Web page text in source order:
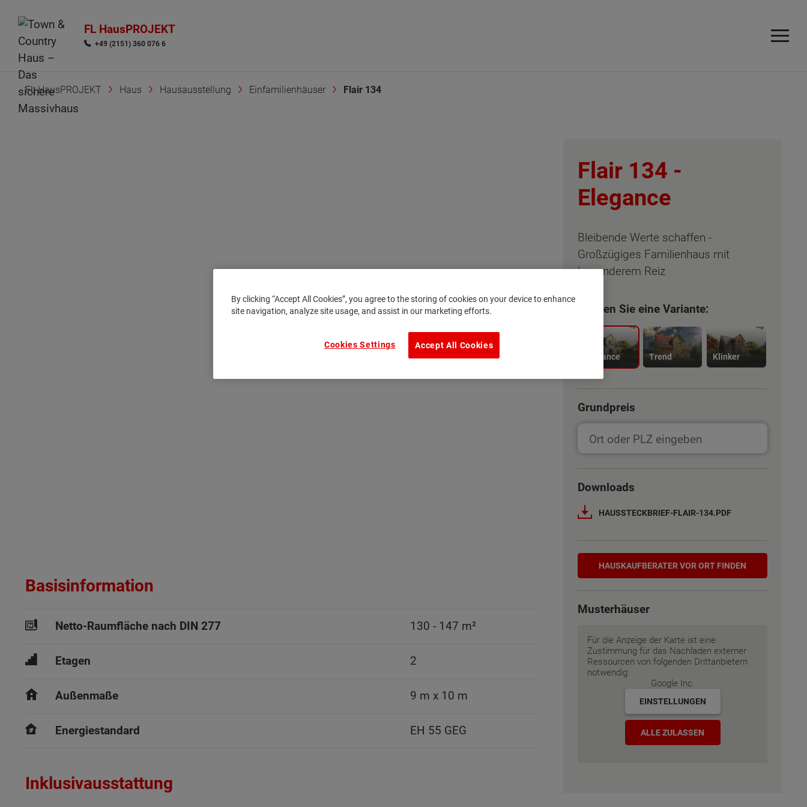
FL HausPROJEKT
+49 (2151) 360 076 6
FL HausPROJEKT Haus Hausausstellung Einfamilienhäuser Flair 134
Basisinformation
Netto-Raumfläche nach DIN 277 130 - 147 m²
Etagen 2
Außenmaße 9 m x 10 m
Energiestandard EH 55 GEG
Inklusivausstattung
Flair 134 -
Elegance
Bleibende Werte schaffen -
Großzügiges Familienhaus mit
besonderem Reiz
Wählen Sie eine Variante:
Elegance Trend Klinker
Grundpreis
Downloads
HAUSSTECKBRIEF-FLAIR-134.PDF
Hauskaufberater
HAUSKAUF­BERATER VOR ORT FINDEN
Musterhäuser
Für die Anzeige der Karte ist eine
Zustimmung für das Nachladen externer
Ressourcen von folgenden Drittanbietern
notwendig:
Google Inc.
EINSTELLUNGEN
ALLE ZULASSEN
By clicking “Accept All Cookies”, you agree to the storing of cookies on your device to enhance
site navigation, analyze site usage, and assist in our marketing efforts.
Accept All Cookies
Cookies Settings